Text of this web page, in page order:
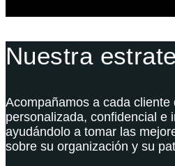
Nuestra
Acompañamos a cada cliente
personalizada, confidencial e
ayudándolo a tomar las
sobre su organización y su